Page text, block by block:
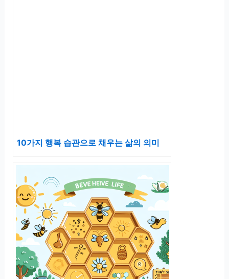
10가지 행복 습관으로 채우는 삶의 의미